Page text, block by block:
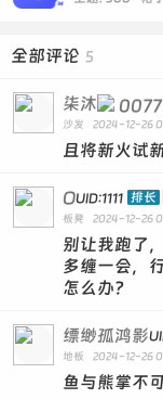
全部评论 5
柒沐
沙发 2024-12-26
且将新火试
OUID:1111 排长
板凳 2024-12-26
别让我跑了
多缠一会，
怎么办？
缥缈孤鸿影
地板 2024-12-26
鱼与熊掌不